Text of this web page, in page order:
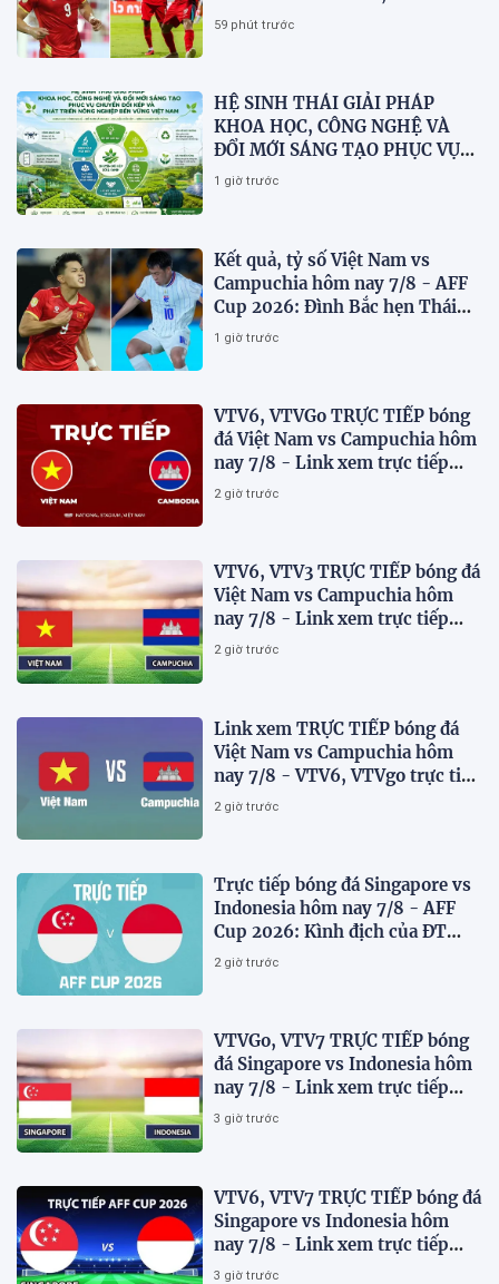
dừng bước
59 phút trước
HỆ SINH THÁI GIẢI PHÁP
KHOA HỌC, CÔNG NGHỆ VÀ
ĐỔI MỚI SÁNG TẠO PHỤC VỤ
CHUYỂN ĐỔI KÉP VÀ PHÁT
1 giờ trước
Kết quả, tỷ số Việt Nam vs
Campuchia hôm nay 7/8 - AFF
Cup 2026: Đình Bắc hẹn Thái
Lan ở chung kết?
1 giờ trước
VTV6, VTVGo TRỰC TIẾP bóng
đá Việt Nam vs Campuchia hôm
nay 7/8 - Link xem trực tiếp
AFF Cup 2026 mới nhất
2 giờ trước
VTV6, VTV3 TRỰC TIẾP bóng đá
Việt Nam vs Campuchia hôm
nay 7/8 - Link xem trực tiếp
AFF Cup 2026 mới nhất
2 giờ trước
Link xem TRỰC TIẾP bóng đá
Việt Nam vs Campuchia hôm
nay 7/8 - VTV6, VTVgo trực tiếp
AFF Cup 2026
2 giờ trước
Trực tiếp bóng đá Singapore vs
Indonesia hôm nay 7/8 - AFF
Cup 2026: Kình địch của ĐT
Việt Nam thua đau?
2 giờ trước
VTVGo, VTV7 TRỰC TIẾP bóng
đá Singapore vs Indonesia hôm
nay 7/8 - Link xem trực tiếp
AFF Cup 2026 mới nhất
3 giờ trước
VTV6, VTV7 TRỰC TIẾP bóng đá
Singapore vs Indonesia hôm
nay 7/8 - Link xem trực tiếp
AFF Cup 2026 mới nhất
3 giờ trước